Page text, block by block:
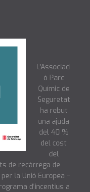
L’Associaci
ó Parc
Químic de
Seguretat
ha rebut
una ajuda
del 40 %
del cost
del
de recàrrega de
la Unió Europea –
d'incentius a